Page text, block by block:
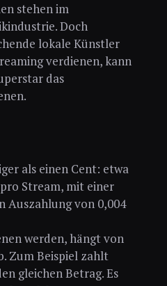
stehen im
Doch
lokale Künstler
verdienen, kann
das
als einen Cent: etwa
pro Stream, mit einer
Auszahlung von 0,004
werden, hängt von
Zum Beispiel zahlt
gleichen Betrag. Es